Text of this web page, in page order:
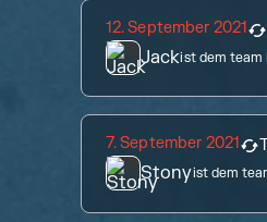
12. September 2021
Jackist dem team
7. September 2021
Stonyist dem